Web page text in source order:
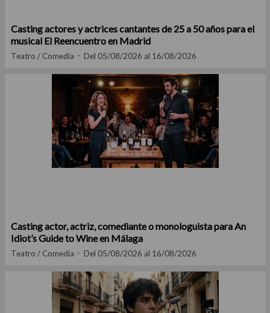
Casting actores y actrices cantantes de 25 a 50 años para el
musical El Reencuentro en Madrid
Teatro / Comedia Del 05/08/2026 al 16/08/2026
Casting actor, actriz, comediante o monologuista para An
Idiot’s Guide to Wine en Málaga
Teatro / Comedia Del 05/08/2026 al 16/08/2026